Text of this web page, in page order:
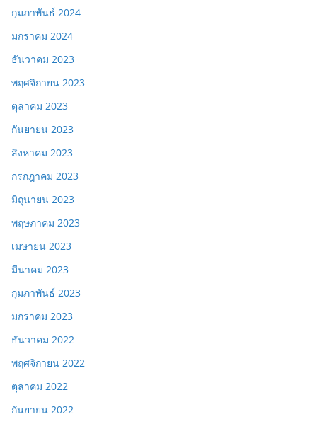
กุมภาพันธ์ 2024
มกราคม 2024
ธันวาคม 2023
พฤศจิกายน 2023
ตุลาคม 2023
กันยายน 2023
สิงหาคม 2023
กรกฎาคม 2023
มิถุนายน 2023
พฤษภาคม 2023
เมษายน 2023
มีนาคม 2023
กุมภาพันธ์ 2023
มกราคม 2023
ธันวาคม 2022
พฤศจิกายน 2022
ตุลาคม 2022
กันยายน 2022